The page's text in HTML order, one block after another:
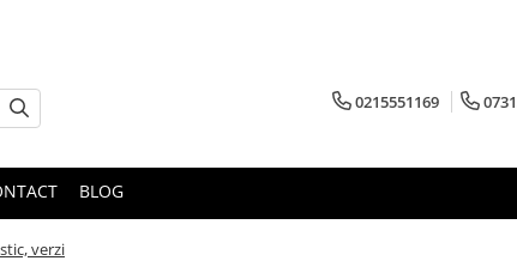
0215551169
BLOG
verzi